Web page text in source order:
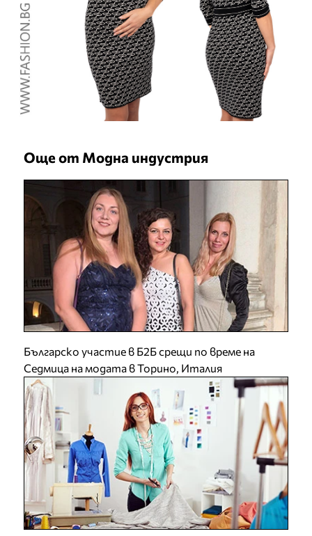
Още от Модна индустрия
Българско участие в Б2Б срещи по време на
Седмица на модата в Торино, Италия